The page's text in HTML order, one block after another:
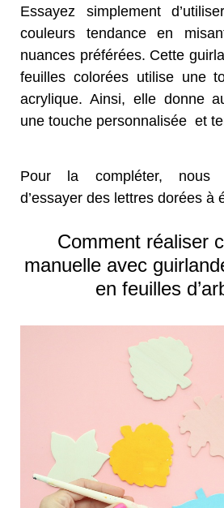
Essayez simplement
couleurs tendance en
nuances préférées. Cette
feuilles colorées utilise une
acrylique. Ainsi, elle donne
une touche personnalisée et
Pour la compléter, nous
d’essayer des lettres dorées à
Comment réaliser
manuelle avec
en feuilles